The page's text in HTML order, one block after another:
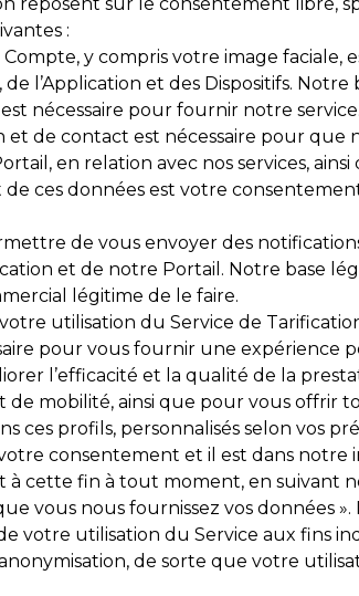
:
y compris votre image
l’Application et des Dispositifs.
nécessaire pour fournir notre service.
et de contact est nécessaire pour
en relation avec nos services,
ces données est votre
de vous envoyer des
et de notre Portail. Notre base
légitime de le faire.
utilisation du Service de
pour vous fournir une
l’efficacité et la qualité de la
mobilité, ainsi que pour vous offrir
ces profils, personnalisés selon vos
consentement et il est dans notre
cette fin à tout moment, en suivant
vous nous fournissez vos données
votre utilisation du Service aux fins
de sorte que votre